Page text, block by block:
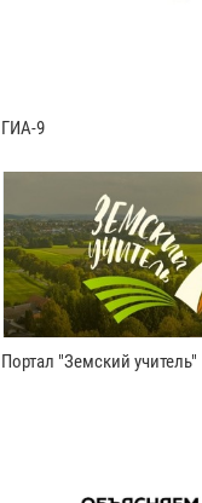
ГИА-9
Портал "Земский учитель"